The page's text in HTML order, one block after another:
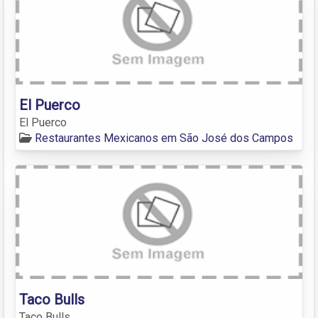
El Puerco
El Puerco
Restaurantes Mexicanos em São José dos Campos
Taco Bulls